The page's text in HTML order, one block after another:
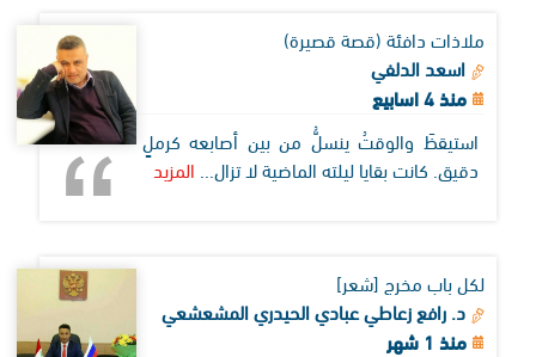
ملاذات دافئة (قصة قصيرة)
اسعد الدلفي
منذ 4 اسابيع
استيقظَ والوقتُ ينسلُّ من بين أصابعه كرملٍ
دقيق. كانت بقايا ليلته الماضية لا تزال... المزيد
لكل باب مخرج [شعر]
د. رافع زعاطي عبادي الحيدري المشعشعي
منذ 1 شهر